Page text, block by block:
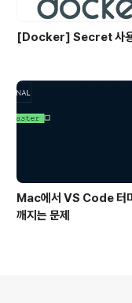
[Docker] Secret 사용
Mac에서 VS Code 터
깨지는 문제